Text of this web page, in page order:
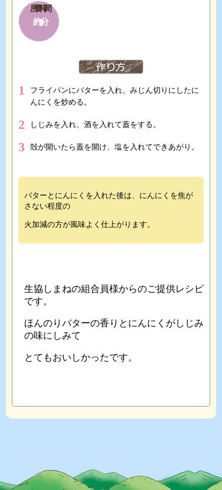
所要時間
約10分
1
フライパンにバターを入れ、みじん切りにしたに
んにくを炒める。
2 しじみを入れ、酒を入れて蓋をする。
3 殻が開いたら蓋を開け、塩を入れてできあがり。
バターとにんにくを入れた後は、にんにくを焦が
さない程度の
火加減の方が風味よく仕上がります。
生協しまねの組合員様からのご提供レシピ
です。
ほんのりバターの香りとにんにくがしじみ
の味にしみて
とてもおいしかったです。